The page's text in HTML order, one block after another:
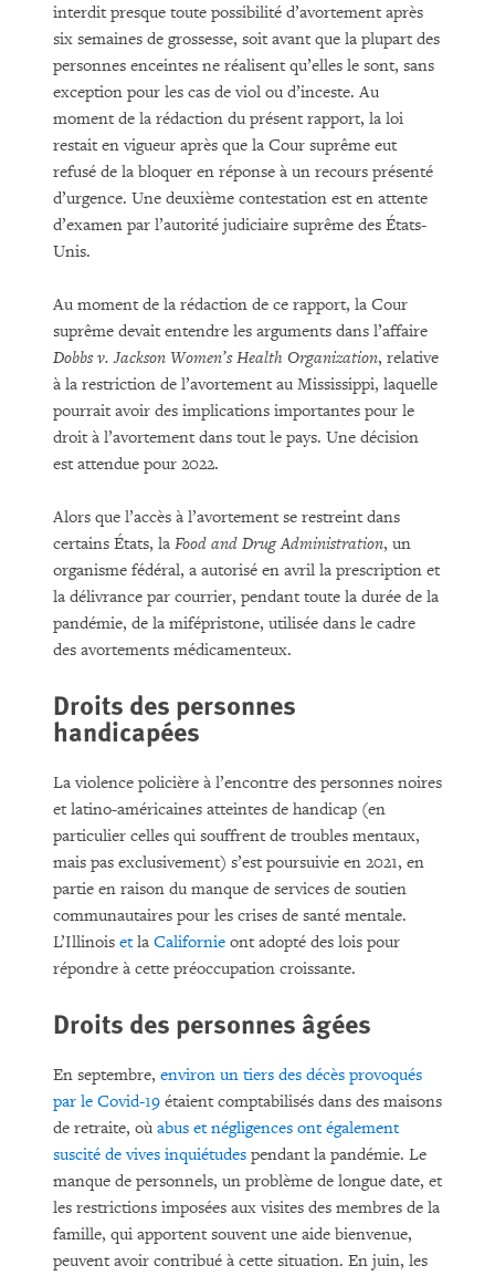
interdit presque toute possibilité d’avortement après
six semaines de grossesse, soit avant que la plupart des
personnes enceintes ne réalisent qu’elles le sont, sans
exception pour les cas de viol ou d’inceste. Au
moment de la rédaction du présent rapport, la loi
restait en vigueur après que la Cour suprême eut
refusé de la bloquer en réponse à un recours présenté
d’urgence. Une deuxième contestation est en attente
d’examen par l’autorité judiciaire suprême des États-
Unis.
Au moment de la rédaction de ce rapport, la Cour
suprême devait entendre les arguments dans l’affaire
Dobbs v. Jackson Women’s Health Organization, relative
à la restriction de l’avortement au Mississippi, laquelle
pourrait avoir des implications importantes pour le
droit à l’avortement dans tout le pays. Une décision
est attendue pour 2022.
Alors que l’accès à l’avortement se restreint dans
certains États, la Food and Drug Administration, un
organisme fédéral, a autorisé en avril la prescription et
la délivrance par courrier, pendant toute la durée de la
pandémie, de la mifépristone, utilisée dans le cadre
des avortements médicamenteux.
Droits des personnes
handicapées
La violence policière à l’encontre des personnes noires
et latino-américaines atteintes de handicap (en
particulier celles qui souffrent de troubles mentaux,
mais pas exclusivement) s’est poursuivie en 2021, en
partie en raison du manque de services de soutien
communautaires pour les crises de santé mentale.
L’Illinois etla Californie ont adopté des lois pour
répondre à cette préoccupation croissante.
Droits des personnes âgées
En septembre, environ un tiers des décès provoqués
par le Covid-19 étaient comptabilisés dans des maisons
de retraite, où abus et négligences ont également
suscité de vives inquiétudes pendant la pandémie. Le
manque de personnels, un problème de longue date, et
les restrictions imposées aux visites des membres de la
famille, qui apportent souvent une aide bienvenue,
peuvent avoir contribué à cette situation. En juin, les